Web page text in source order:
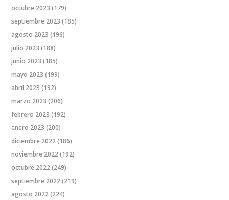
octubre 2023 (179)
septiembre 2023 (185)
agosto 2023 (196)
julio 2023 (188)
junio 2023 (185)
mayo 2023 (199)
abril 2023 (192)
marzo 2023 (206)
febrero 2023 (192)
enero 2023 (200)
diciembre 2022(186)
noviembre 2022(192)
octubre 2022(249)
septiembre 2022(219)
agosto 2022(224)